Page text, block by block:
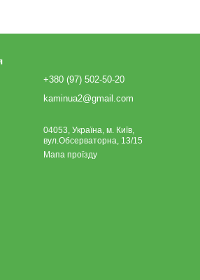
+380 (97) 502-50-20
kaminua2@gmail.com
04053, Україна, м. Київ,
вул.Обсерваторна, 13/15
Мапа проїзду